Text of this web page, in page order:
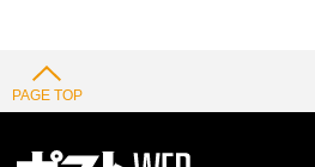
PAGE TOP